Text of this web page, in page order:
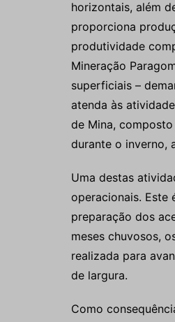
horizontais, além
proporciona
produtividade
Mineração
superficiais –
atenda às
de Mina,
durante o inverno,
Uma destas
operacionais. Este
preparação dos
meses chuvosos,
realizada para
de largura.
Como